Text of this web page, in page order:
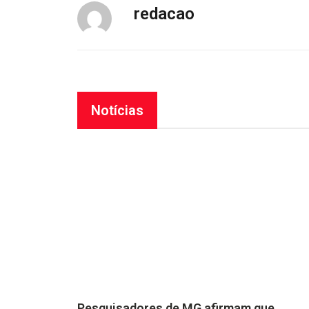
redacao
Notícias